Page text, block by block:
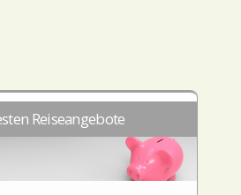
Reiseangebote